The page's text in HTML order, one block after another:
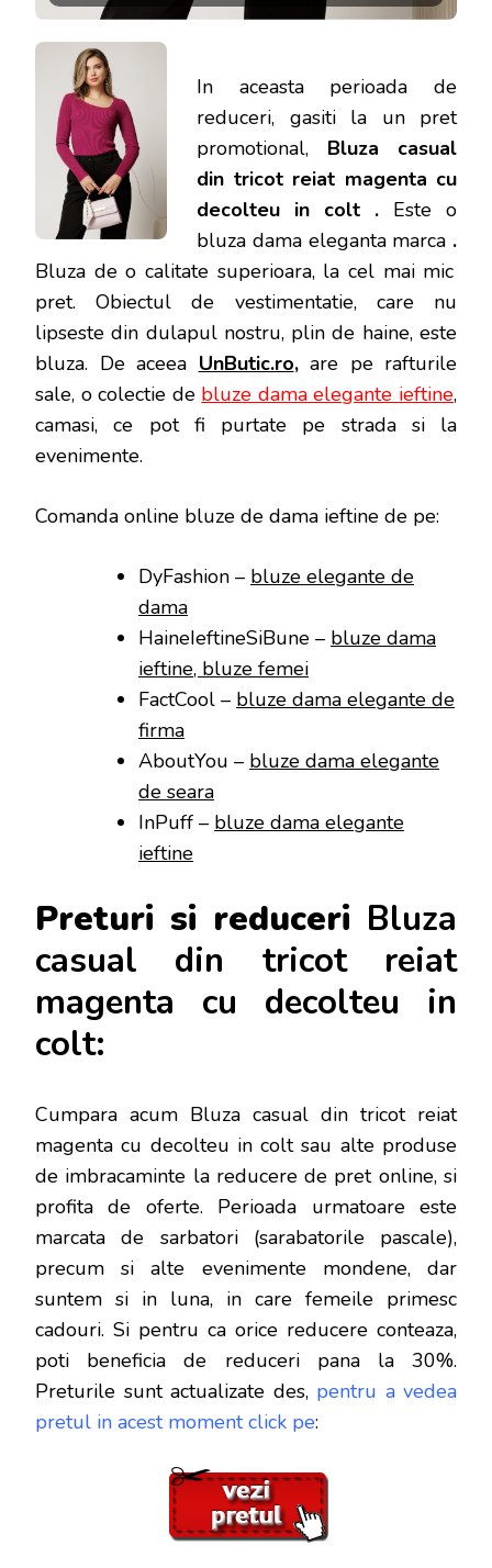
In aceasta perioada de
reduceri, gasiti la un pret
promotional, Bluza casual
din tricot reiat magenta cu
decolteu in colt . Este o
bluza dama eleganta marca .
Bluza de o calitate superioara, la cel mai mic
pret.Obiectul de vestimentatie, care nu
lipseste din dulapul nostru, plin de haine, este
bluza. De aceea UnButic.ro, are pe rafturile
sale, o colectie de bluze dama elegante ieftine,
camasi, ce pot fi purtate pe strada si la
evenimente.
Comanda online bluze de dama ieftine de pe:
DyFashion – bluze elegante de
dama
HaineIeftineSiBune – bluze dama
ieftine, bluze femei
FactCool – bluze dama elegante de
firma
AboutYou – bluze dama elegante
de seara
InPuff – bluze dama elegante
ieftine
Preturi si reduceri Bluza
casual din tricot reiat
magenta cu decolteu in
colt:
Cumpara acum Bluza casual din tricot reiat
magenta cu decolteu in colt sau alte produse
de imbracaminte la reducere de pret online, si
profita de oferte. Perioada urmatoare este
marcata de sarbatori (sarabatorile pascale),
precum si alte evenimente mondene, dar
suntem si in luna, in care femeile primesc
cadouri. Si pentru ca orice reducere conteaza,
poti beneficia de reduceri pana la 30%.
Preturile sunt actualizate des, pentru a vedea
pretul in acest moment click pe: